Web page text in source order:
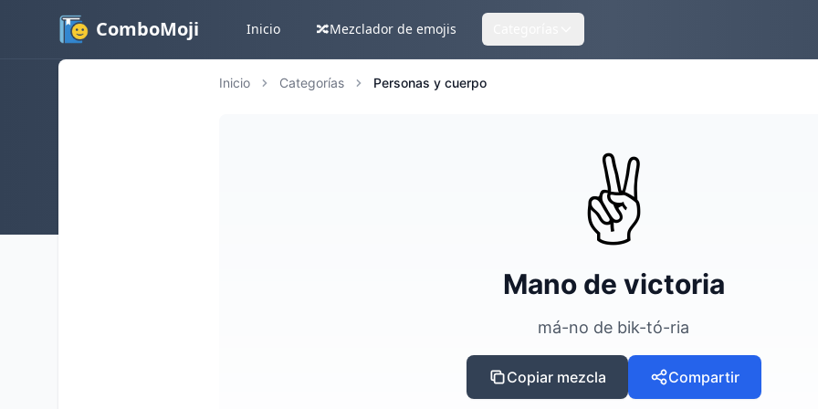
ComboMoji Inicio 🔀Mezclador de emojis
Inicio Categorías Personas y cuerpo
✌️
Mano de victoria
má-no de bik-tó-ria
Copiar mezcla Compartir